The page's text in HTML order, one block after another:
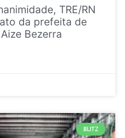
TRE/RN
da prefeita de
Bezerra
BLITZ